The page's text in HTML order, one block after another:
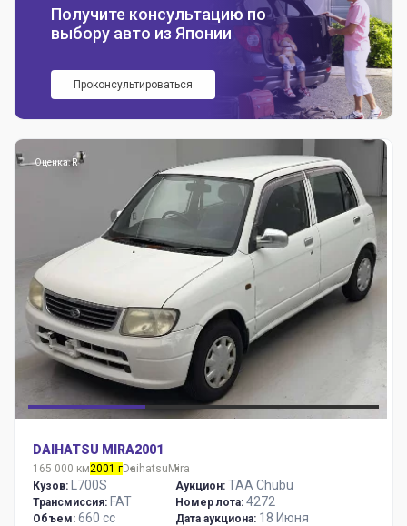
Получите консультацию по
выбору авто из Японии
Проконсультироваться
Оценка: R
DAIHATSU MIRA2001
165 000 км2001 гDaihatsu Mira
Кузов:
L700S
Трансмиссия: FAT
Объем: 660 сс
Аукцион: TAA Chubu
Номер лота: 4272
Дата аукциона: 18 Июня